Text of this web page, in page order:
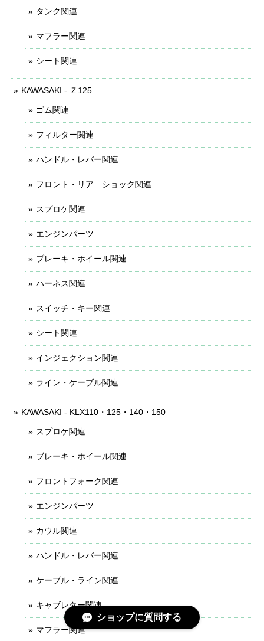
タンク関連
マフラー関連
シート関連
KAWASAKI - Ｚ125
ゴム関連
フィルター関連
ハンドル・レバー関連
フロント・リア ショック関連
スプロケ関連
エンジンパーツ
ブレーキ・ホイール関連
ハーネス関連
スイッチ・キー関連
シート関連
インジェクション関連
ライン・ケーブル関連
KAWASAKI - KLX110・125・140・150
スプロケ関連
ブレーキ・ホイール関連
フロントフォーク関連
エンジンパーツ
カウル関連
ハンドル・レバー関連
ケーブル・ライン関連
キャブレター関連
マフラー関連
ショップに質問する